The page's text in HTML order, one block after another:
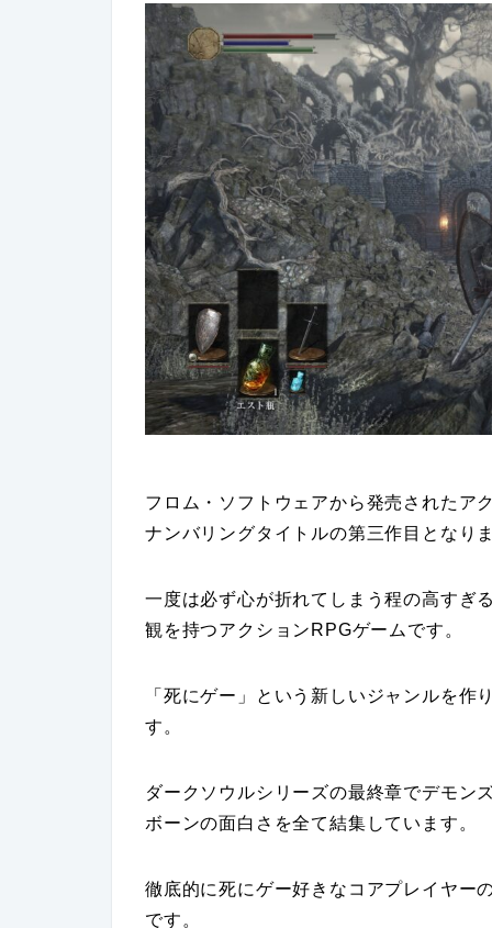
フロム・ソフトウェアから発売されたア
ナンバリングタイトルの第三作目となり
一度は必ず心が折れてしまう程の高すぎ
観を持つアクションRPGゲームです。
「死にゲー」という新しいジャンルを
す。
ダークソウルシリーズの最終章でデモン
ボーンの面白さを全て結集しています。
徹底的に死にゲー好きなコアプレイヤー
です。